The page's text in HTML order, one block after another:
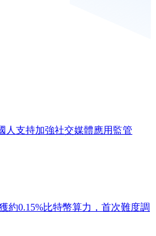
人支持加強社交媒體應用監管
約0.15%比特幣算力，首次難度調